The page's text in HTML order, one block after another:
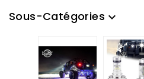
Sous-Catégories expand_more